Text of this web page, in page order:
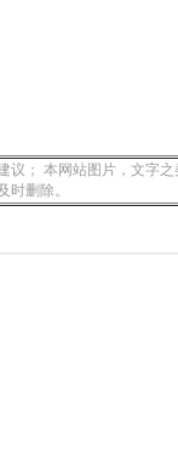
； 本网站图片，文字
删除。